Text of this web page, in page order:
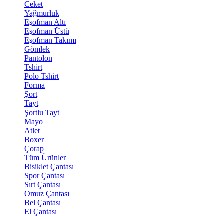
Ceket
Yağmurluk
Eşofman Altı
Eşofman Üstü
Eşofman Takımı
Gömlek
Pantolon
Tshirt
Polo Tshirt
Forma
Şort
Tayt
Şortlu Tayt
Mayo
Atlet
Boxer
Çorap
Tüm Ürünler
Bisiklet Çantası
Spor Çantası
Sırt Çantası
Omuz Çantası
Bel Çantası
El Çantası